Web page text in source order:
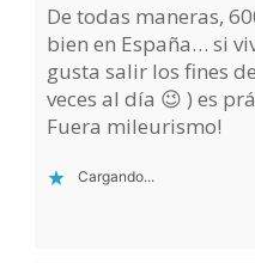
De todas maneras,
bien en España… si
gusta salir los fines
veces al día 😉 ) es
Fuera mileurismo!
Cargando...